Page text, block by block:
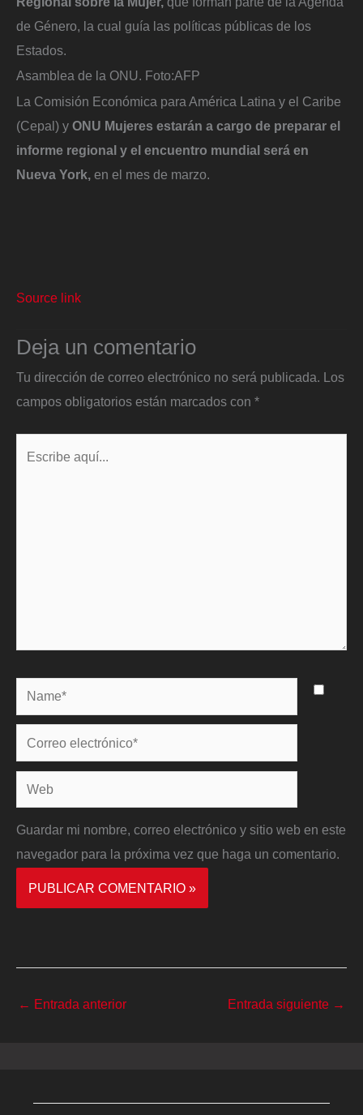
de Género, la cual guía las políticas públicas de los
Estados.
Asamblea de la ONU. Foto:AFP
La Comisión Económica para América Latina y el Caribe
(Cepal) y ONU Mujeres estarán a cargo de preparar el
informe regional y el encuentro mundial será en
Nueva York, en el mes de marzo.
Source link
Deja un comentario
Tu dirección de correo electrónico no será publicada.
Los
campos obligatorios están marcados con *
Name*
Correo
electrónico*
Web
Guardar mi nombre, correo electrónico y sitio web en este
navegador para la próxima vez que haga un comentario.
← Entrada anterior Entrada siguiente →